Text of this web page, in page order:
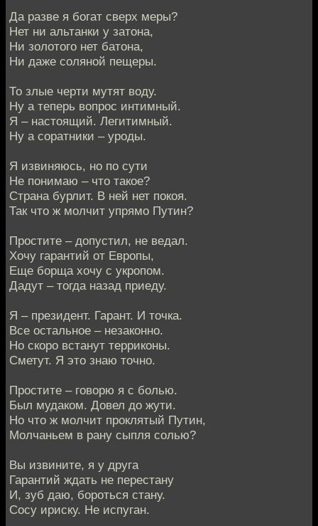
Да разве я богат сверх меры?
Нет ни альтанки у затона,
Ни золотого нет батона,
Ни даже соляной пещеры.
То злые черти мутят воду.
Ну а теперь вопрос интимный.
Я – настоящий. Легитимный.
Ну а соратники – уроды.
Я извиняюсь, но по сути
Не понимаю – что такое?
Страна бурлит. В ней нет покоя.
Так что ж молчит упрямо Путин?
Простите – допустил, не ведал.
Хочу гарантий от Европы,
Еще борща хочу с укропом.
Дадут – тогда назад приеду.
Я – президент. Гарант. И точка.
Все остальное – незаконно.
Но скоро встанут терриконы.
Сметут. Я это знаю точно.
Простите – говорю я с болью.
Был мудаком. Довел до жути.
Но что ж молчит проклятый Путин,
Молчаньем в рану сыпля солью?
Вы извините, я у друга
Гарантий ждать не перестану
И, зуб даю, бороться стану.
Сосу ириску. Не испуган.